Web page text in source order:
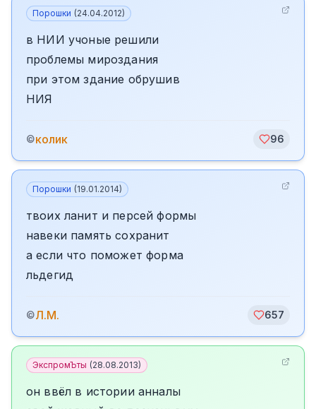
Порошки (24.04.2012)
в НИИ учоные решили
проблемы мироздания
при этом здание обрушив
НИЯ
©колик 96
Порошки (19.01.2014)
твоих ланит и персей формы
навеки память сохранит
а если что поможет форма
льдегид
©Л.М. 657
ЭкспромЪты (28.08.2013)
он ввёл в истории анналы